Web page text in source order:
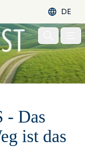
DE
- Das
ist das